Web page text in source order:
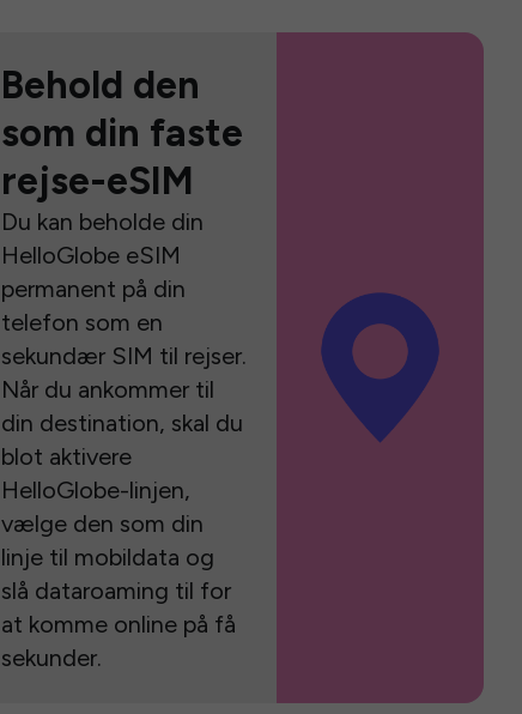
Behold den
som din faste
rejse-eSIM
Du kan beholde din
HelloGlobe eSIM
permanent på din
telefon som en
sekundær SIM til rejser.
Når du ankommer til
din destination, skal du
blot aktivere
HelloGlobe-linjen,
vælge den som din
linje til mobildata og
slå dataroaming til for
at komme online på få
sekunder.